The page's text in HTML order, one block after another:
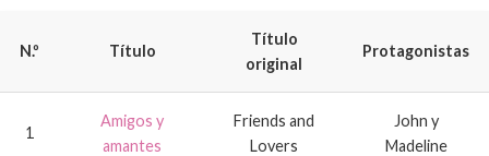
N.º Título
Título
original
Protagonistas
1
Amigos y
amantes
Friends and
Lovers
John y
Madeline